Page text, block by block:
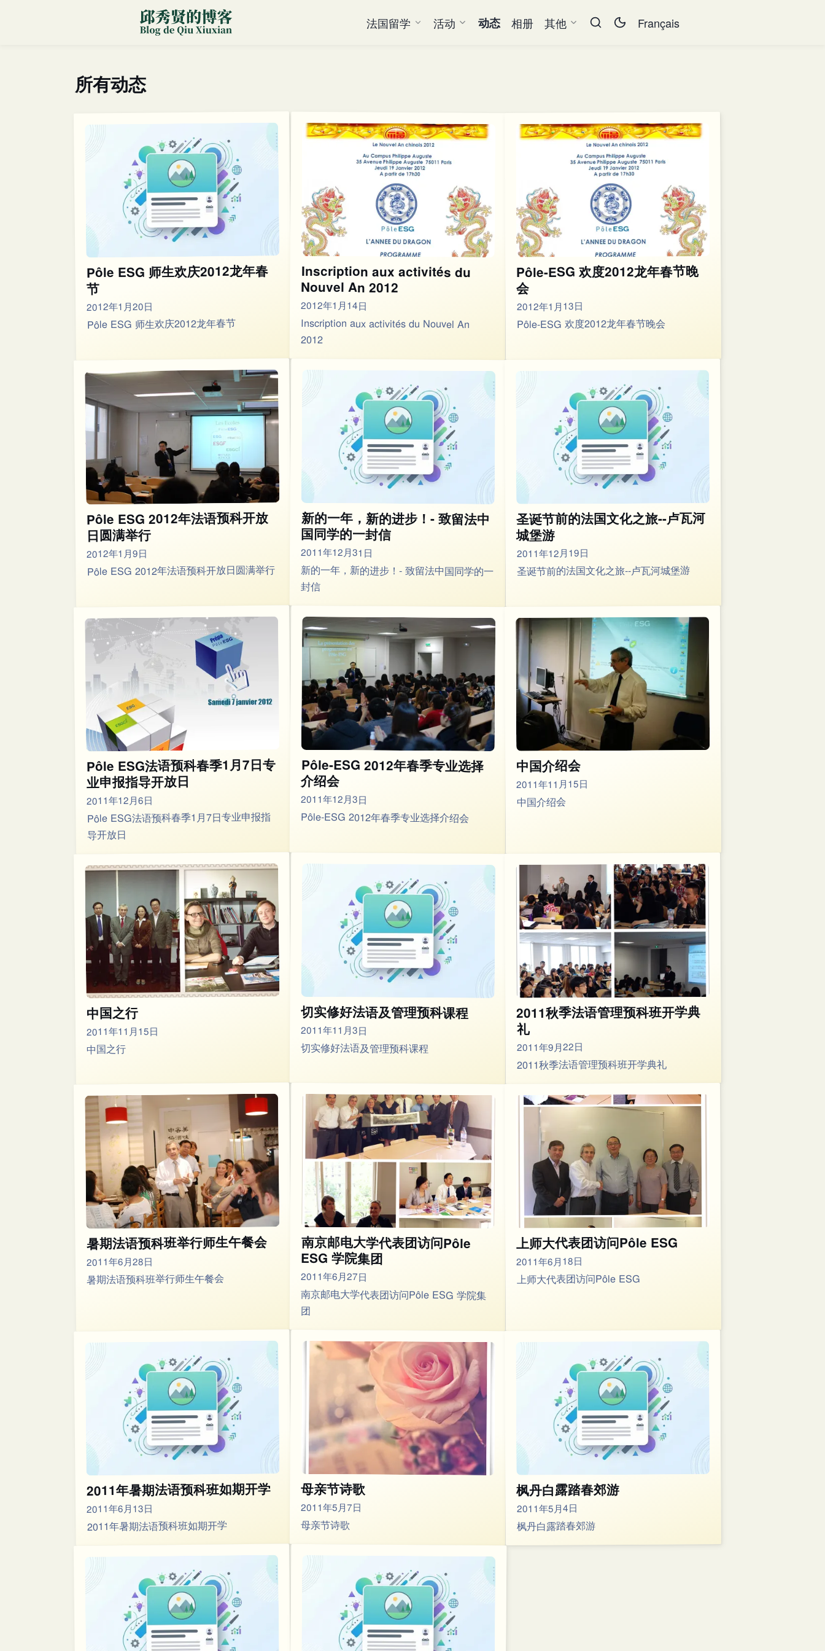
法国留学 活动 动态 相册 其他 Français
所有动态
Pôle ESG 师生欢庆2012龙年春
节
2012年1月20日
Pôle ESG 师生欢庆2012龙年春节
Inscription aux activités du
Nouvel An 2012
2012年1月14日
Inscription aux activités du Nouvel An
2012
Pôle-ESG 欢度2012龙年春节晚
会
2012年1月13日
Pôle-ESG 欢度2012龙年春节晚会
Pôle ESG 2012年法语预科开放
日圆满举行
2012年1月9日
Pôle ESG 2012年法语预科开放日圆满举行
新的一年，新的进步！- 致留法中
国同学的一封信
2011年12月31日
新的一年，新的进步！- 致留法中国同学的一
封信
圣诞节前的法国文化之旅--卢瓦河
城堡游
2011年12月19日
圣诞节前的法国文化之旅--卢瓦河城堡游
Pôle ESG法语预科春季1月7日专
业申报指导开放日
2011年12月6日
Pôle ESG法语预科春季1月7日专业申报指
导开放日
Pôle-ESG 2012年春季专业选择
介绍会
2011年12月3日
Pôle-ESG 2012年春季专业选择介绍会
中国介绍会
2011年11月15日
中国介绍会
中国之行
2011年11月15日
中国之行
切实修好法语及管理预科课程
2011年11月3日
切实修好法语及管理预科课程
2011秋季法语管理预科班开学典
礼
2011年9月22日
2011秋季法语管理预科班开学典礼
暑期法语预科班举行师生午餐会
2011年6月28日
暑期法语预科班举行师生午餐会
南京邮电大学代表团访问Pôle
ESG 学院集团
2011年6月27日
南京邮电大学代表团访问Pôle ESG 学院集
团
上师大代表团访问Pôle ESG
2011年6月18日
上师大代表团访问Pôle ESG
2011年暑期法语预科班如期开学
2011年6月13日
2011年暑期法语预科班如期开学
母亲节诗歌
2011年5月7日
母亲节诗歌
枫丹白露踏春郊游
2011年5月4日
枫丹白露踏春郊游